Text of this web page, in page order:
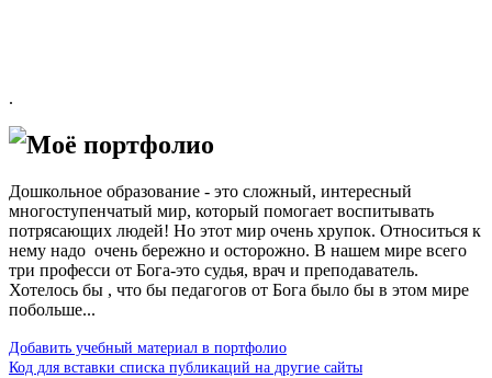
.
Моё портфолио
Дошкольное образование - это сложный, интересный
многоступенчатый мир, который помогает воспитывать
потрясающих людей! Но этот мир очень хрупок. Относиться к
нему надо очень бережно и осторожно. В нашем мире всего
три професси от Бога-это судья, врач и преподаватель.
Хотелось бы , что бы педагогов от Бога было бы в этом мире
побольше...
Добавить учебный материал в портфолио
Код для вставки списка публикаций на другие сайты